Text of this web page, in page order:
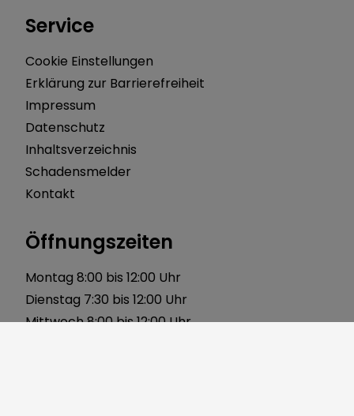
Service
Cookie Einstellungen
Erklärung zur Barrierefreiheit
Impressum
Datenschutz
Inhaltsverzeichnis
Schadensmelder
Kontakt
Öffnungszeiten
Montag 8:00 bis 12:00 Uhr
Dienstag 7:30 bis 12:00 Uhr
Mittwoch 8:00 bis 12:00 Uhr